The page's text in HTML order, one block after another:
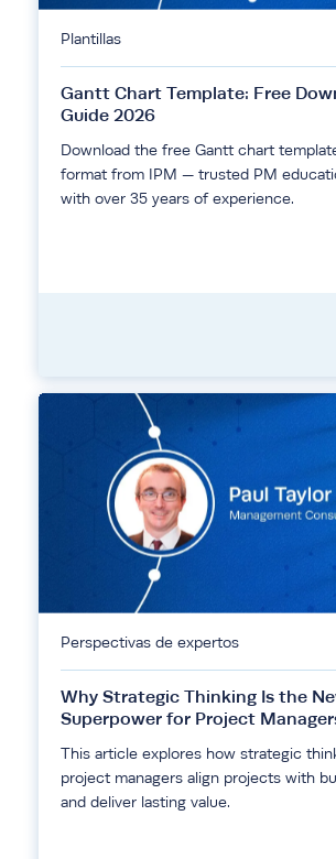
Plantillas
Gantt Chart Template: Free
Guide 2026
Download the free Gantt chart
format from IPM — trusted PM
with over 35 years of experience.
Perspectivas de expertos
Why Strategic Thinking Is the
Superpower for Project
This article explores how strategic
project managers align projects with
and deliver lasting value.